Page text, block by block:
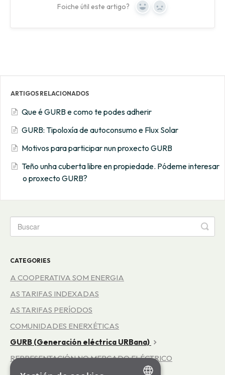
Foiche útil este artigo? Yes No
ARTIGOS RELACIONADOS
Que é GURB e como te podes adherir
GURB: Tipoloxía de autoconsumo e Flux Solar
Motivos para participar nun proxecto GURB
Teño unha cuberta libre en propiedade. Pódeme interesar
o proxecto GURB?
CATEGORIES
A COOPERATIVA SOM ENERGIA
AS TARIFAS INDEXADAS
AS TARIFAS PERÍODOS
COMUNIDADES ENERXÉTICAS
GURB (Generación eléctrica URBana)
REPRESENTACIÓN NO MERCADO ELÉCTRICO